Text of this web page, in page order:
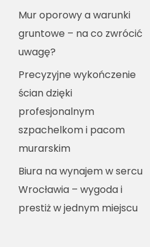
Mur oporowy a warunki
gruntowe – na co zwrócić
uwagę?
Precyzyjne wykończenie
ścian dzięki
profesjonalnym
szpachelkom i pacom
murarskim
Biura na wynajem w sercu
Wrocławia – wygoda i
prestiż w jednym miejscu